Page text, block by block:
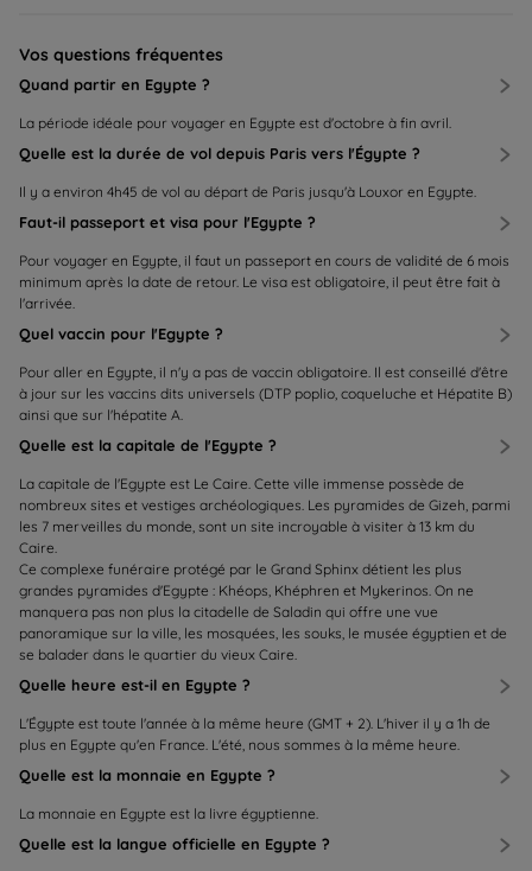
Vos questions fréquentes
Quand partir en Egypte ?
La période idéale pour voyager en Egypte est d'octobre à fin avril.
Quelle est la durée de vol depuis Paris vers l'Égypte ?
Il y a environ 4h45 de vol au départ de Paris jusqu'à Louxor en Egypte.
Faut-il passeport et visa pour l'Egypte ?
Pour voyager en Egypte, il faut un passeport en cours de validité de 6 mois
minimum après la date de retour. Le visa est obligatoire, il peut être fait à
l'arrivée.
Quel vaccin pour l'Egypte ?
Pour aller en Egypte, il n'y a pas de vaccin obligatoire. Il est conseillé d'être
à jour sur les vaccins dits universels (DTP poplio, coqueluche et Hépatite B)
ainsi que sur l'hépatite A.
Quelle est la capitale de l'Egypte ?
La capitale de l'Egypte est Le Caire. Cette ville immense possède de
nombreux sites et vestiges archéologiques. Les pyramides de Gizeh, parmi
les 7 merveilles du monde, sont un site incroyable à visiter à 13 km du
Caire.
Ce complexe funéraire protégé par le Grand Sphinx détient les plus
grandes pyramides d'Egypte : Khéops, Khéphren et Mykerinos. On ne
manquera pas non plus la citadelle de Saladin qui offre une vue
panoramique sur la ville, les mosquées, les souks, le musée égyptien et de
se balader dans le quartier du vieux Caire.
Quelle heure est-il en Egypte ?
L'Égypte est toute l'année à la même heure (GMT + 2). L'hiver il y a 1h de
plus en Egypte qu'en France. L'été, nous sommes à la même heure.
Quelle est la monnaie en Egypte ?
La monnaie en Egypte est la livre égyptienne.
Quelle est la langue officielle en Egypte ?